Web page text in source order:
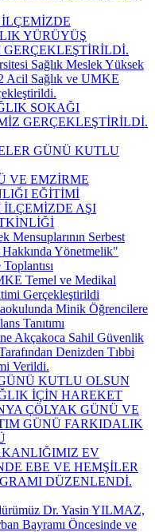
YÜRÜYÜŞ
GERÇEKLEŞTİRİLDİ.
Sağlık Meslek Yüksek
Acil Sağlık ve UMKE
SOKAĞI
GERÇEKLEŞTİRİLDİ.
GÜNÜ KUTLU
VE EMZİRME
EĞİTİMİ
AŞI
Mensuplarının Serbest
Hakkında Yönetmelik"
Temel ve Medikal
Gerçekleştirildi
Minik Öğrencilere
Tanıtımı
Akçakoca Sahil Güvenlik
Denizden Tıbbi
Verildi.
KUTLU OLSUN
İÇİN HAREKET
ÇÖLYAK GÜNÜ VE
GÜNÜ FARKIDALIK
EV
EBE VE HEMŞİLER
DÜZENLENDİ.
Dr. Yasin YILMAZ,
Bayramı Öncesinde ve